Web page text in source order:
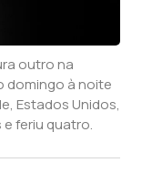
outro na
domingo à noite
Estados Unidos,
feriu quatro.